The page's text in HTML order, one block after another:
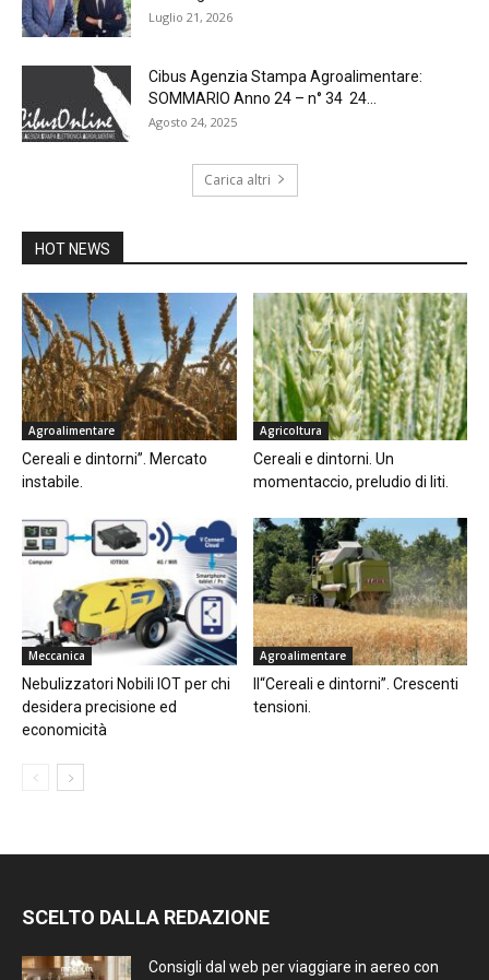
Luglio 21, 2026
Cibus Agenzia Stampa Agroalimentare:
SOMMARIO Anno 24 – n° 34 24...
Agosto 24, 2025
Carica altri
HOT NEWS
Agroalimentare
Cereali e dintorni”. Mercato
instabile.
Agricoltura
Cereali e dintorni. Un
momentaccio, preludio di liti.
Meccanica
Nebulizzatori Nobili IOT per chi
desidera precisione ed
economicità
Agroalimentare
Il“Cereali e dintorni”. Crescenti
tensioni.
SCELTO DALLA REDAZIONE
Consigli dal web per viaggiare in aereo con